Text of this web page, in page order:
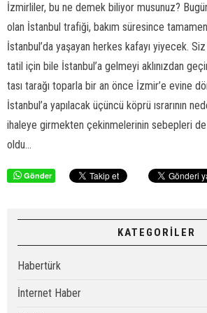
İzmirliler, bu ne demek biliyor musunuz?
olan İstanbul trafiği, bakım süresince
İstanbul’da yaşayan herkes kafayı yiyecek.
tatil için bile İstanbul’a gelmeyi aklınızdan
tası tarağı toparla bir an önce İzmir’e evine
İstanbul’a yapılacak üçüncü köprü ısrarının
ihaleye girmekten çekinmelerinin sebepleri de
oldu...
Gönder
KATEGORİLER
Habertürk
İnternet Haber